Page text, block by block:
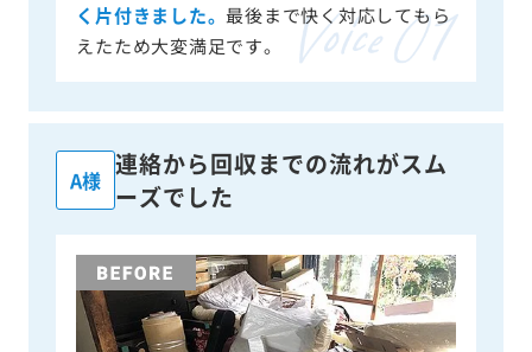
く片付きました。 最後まで快く対応してもら
えたため大変満足です。
A様
連絡から回収までの流れがスム
ーズでした